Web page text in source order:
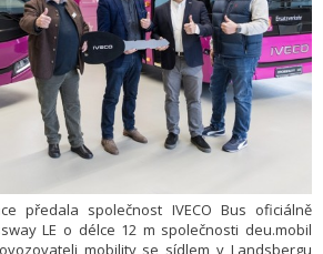
předala společnost IVECO Bus oficiálně
LE o délce 12 m společnosti deu.mobil
mobility se sídlem v Landsbergu